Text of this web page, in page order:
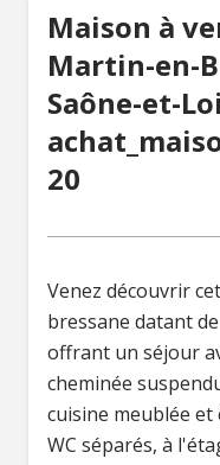
Maison à
Martin-en-
Saône-et-
20
Venez découvrir
bressane datant
offrant un séjour
cheminée
cuisine meublée et
WC séparés, à